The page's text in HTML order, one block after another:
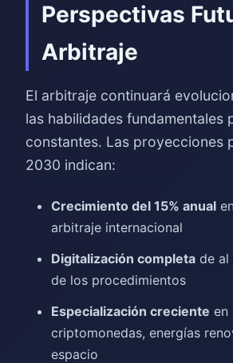
Perspectivas
Arbitraje
El arbitraje continuará
las habilidades fundamentales
constantes. Las proyecciones
2030 indican:
Crecimiento del 15% anual
arbitraje internacional
Digitalización completa de al
de los procedimientos
Especialización creciente en
criptomonedas, energías
espacio